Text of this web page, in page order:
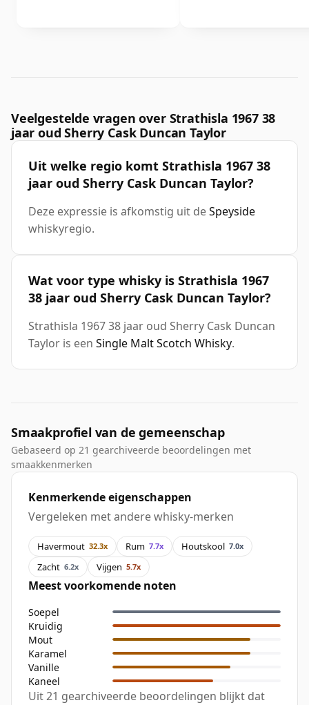
Veelgestelde vragen over Strathisla 1967 38
jaar oud Sherry Cask Duncan Taylor
Uit welke regio komt Strathisla 1967 38
jaar oud Sherry Cask Duncan Taylor?
Deze expressie is afkomstig uit deSpeyside
whiskyregio.
Wat voor type whisky is Strathisla 1967
38 jaar oud Sherry Cask Duncan Taylor?
Strathisla 1967 38 jaar oud Sherry Cask Duncan
Taylor is een Single Malt Scotch Whisky.
Smaakprofiel van de gemeenschap
Gebaseerd op 21 gearchiveerde beoordelingen met
smaakkenmerken
Kenmerkende eigenschappen
Vergeleken met andere whisky-merken
Havermout 32.3x Rum 7.7x Houtskool 7.0x
Zacht 6.2x Vijgen 5.7x
Meest voorkomende noten
Soepel
Kruidig
Mout
Karamel
Vanille
Kaneel
Uit 21 gearchiveerde beoordelingen blijkt dat